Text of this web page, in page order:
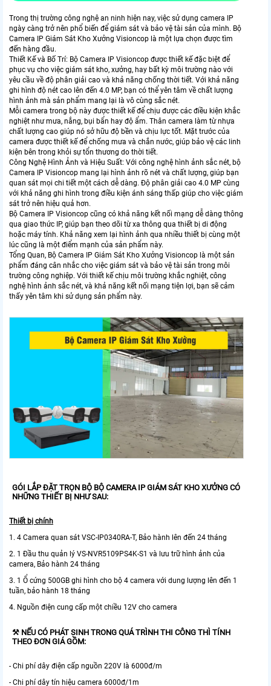
Trong thị trường công nghệ an ninh hiện nay, việc sử dụng camera IP
ngày càng trở nên phổ biến để giám sát và bảo vệ tài sản của mình. Bộ
Camera IP Giám Sát Kho Xưởng Visioncop là một lựa chọn được tìm
đến hàng đầu.
Thiết Kế và Bố Trí: Bộ Camera IP Visioncop được thiết kế đặc biệt để
phục vụ cho việc giám sát kho, xưởng, hay bất kỳ môi trường nào với
yêu cầu về độ phân giải cao và khả năng chống thời tiết. Với khả năng
ghi hình độ nét cao lên đến 4.0 MP, bạn có thể yên tâm về chất lượng
hình ảnh mà sản phẩm mang lại là vô cùng sắc nét.
Mỗi camera trong bộ này được thiết kế để chịu được các điều kiện khắc
nghiệt như mưa, nắng, bụi bẩn hay độ ẩm. Thân camera làm từ nhựa
chất lượng cao giúp nó sở hữu độ bền và chịu lực tốt. Mặt trước của
camera được thiết kế để chống mưa và chắn nước, giúp bảo vệ các linh
kiện bên trong khỏi sự tổn thương do thời tiết.
Công Nghệ Hình Ảnh và Hiệu Suất: Với công nghệ hình ảnh sắc nét, bộ
Camera IP Visioncop mang lại hình ảnh rõ nét và chất lượng, giúp bạn
quan sát mọi chi tiết một cách dễ dàng. Độ phân giải cao 4.0 MP cùng
với khả năng ghi hình trong điều kiện ánh sáng thấp giúp cho việc giám
sát trở nên hiệu quả hơn.
Bộ Camera IP Visioncop cũng có khả năng kết nối mạng dễ dàng thông
qua giao thức IP, giúp bạn theo dõi từ xa thông qua thiết bị di động
hoặc máy tính. Khả năng xem lại hình ảnh qua nhiều thiết bị cùng một
lúc cũng là một điểm mạnh của sản phẩm này.
Tổng Quan, Bộ Camera IP Giám Sát Kho Xưởng Visioncop là một sản
phẩm đáng cân nhắc cho việc giám sát và bảo vệ tài sản trong môi
trường công nghiệp. Với thiết kế chịu môi trường khắc nghiệt, công
nghệ hình ảnh sắc nét, và khả năng kết nối mạng tiện lợi, bạn sẽ cảm
thấy yên tâm khi sử dụng sản phẩm này.
GÓI LẮP ĐẶT TRỌN BỘ BỘ CAMERA IP GIÁM SÁT KHO XƯỞNG CÓ
NHỮNG THIẾT BỊ NHƯ SAU:
Thiết bị chính
1. 4 Camera quan sát VSC-IP0340RA-T, Bảo hành lên đến 24 tháng
2. 1 Đầu thu quản lý VS-NVR5109PS4K-S1 và lưu trữ hình ảnh của
camera, Bảo hành 24 tháng
3. 1 Ổ cứng 500GB ghi hình cho bộ 4 camera với dung lượng lên đến 1
tuần, bảo hành 18 tháng
4. Nguồn điện cung cấp một chiều 12V cho camera
⚒ NẾU CÓ PHÁT SINH TRONG QUÁ TRÌNH THI CÔNG THÌ TÍNH
THEO ĐƠN GIÁ GỒM:
- Chi phí dây điện cấp nguồn 220V là 6000đ/m
- Chi phí dây tín hiệu camera 6000đ/1m